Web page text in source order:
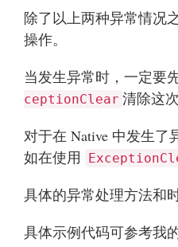
除了以上两种异常情况
操作。
当发生异常时，一定要
ceptionClear 清除这
对于在 Native 中发生了
如在使用
具体的异常处理方法和
具体示例代码可参考我